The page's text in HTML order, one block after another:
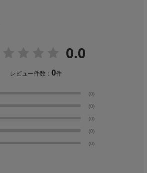
0.0
レビュー件数：0件
(0)
(0)
(0)
(0)
(0)